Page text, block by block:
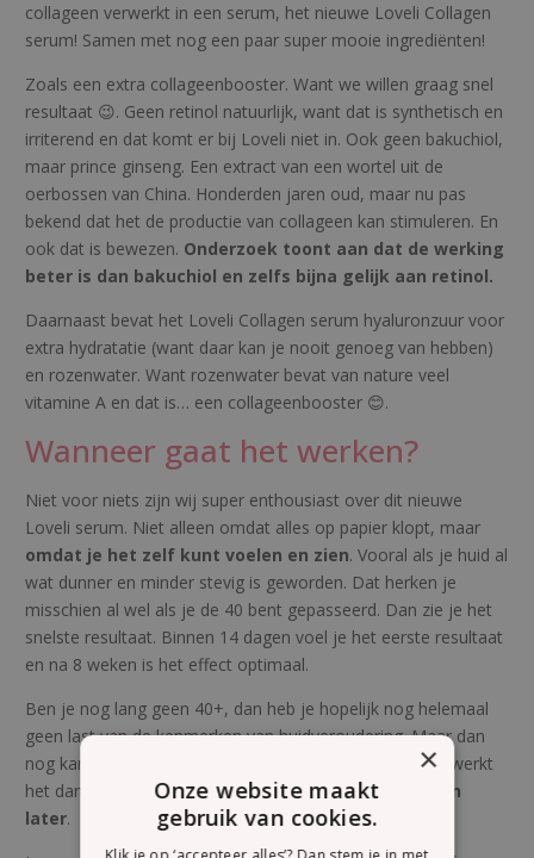
collageen verwerkt in een serum, het nieuwe Loveli Collagen
serum! Samen met nog een paar super mooie ingrediënten!
Zoals een extra collageenbooster. Want we willen graag snel
resultaat 😉. Geen retinol natuurlijk, want dat is synthetisch en
irriterend en dat komt er bij Loveli niet in. Ook geen bakuchiol,
maar prince ginseng. Een extract van een wortel uit de
oerbossen van China. Honderden jaren oud, maar nu pas
bekend dat het de productie van collageen kan stimuleren. En
ook dat is bewezen. Onderzoek toont aan dat de werking
beter is dan bakuchiol en zelfs bijna gelijk aan retinol.
Daarnaast bevat het Loveli Collagen serum hyaluronzuur voor
extra hydratatie (want daar kan je nooit genoeg van hebben)
en rozenwater. Want rozenwater bevat van nature veel
vitamine A en dat is… een collageenbooster 😊.
Wanneer gaat het werken?
Niet voor niets zijn wij super enthousiast over dit nieuwe
Loveli serum. Niet alleen omdat alles op papier klopt, maar
omdat je het zelf kunt voelen en zien. Vooral als je huid al
wat dunner en minder stevig is geworden. Dat herken je
misschien al wel als je de 40 bent gepasseerd. Dan zie je het
snelste resultaat. Binnen 14 dagen voel je het eerste resultaat
en na 8 weken is het effect optimaal.
Ben je nog lang geen 40+, dan heb je hopelijk nog helemaal
geen last van de kenmerken van huidveroudering. Maar dan
nog kan je het Loveli Collagen serum gebruiken. Alleen werkt
het dan
preventief en zie je het resultaat pas jaren
later.
×
Onze website maakt
gebruik van cookies.